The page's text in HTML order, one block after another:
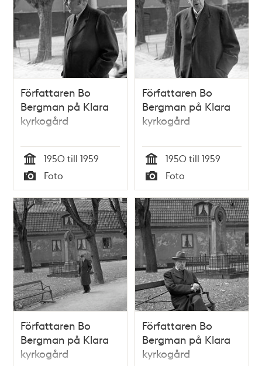
Författaren Bo
Bergman på Klara
kyrkogård
Tid
1950 till 1959
Typ
Foto
Författaren Bo
Bergman på Klara
kyrkogård
Tid
1950 till 1959
Typ
Foto
Författaren Bo
Bergman på Klara
kyrkogård
Författaren Bo
Bergman på Klara
kyrkogård